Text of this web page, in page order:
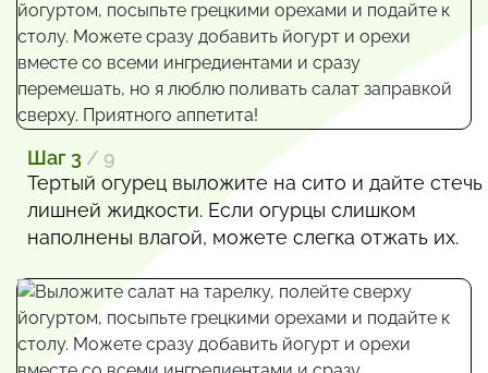
Шаг 3 / 9
Тертый огурец выложите на сито и дайте стечь
лишней жидкости. Если огурцы слишком
наполнены влагой, можете слегка отжать их.